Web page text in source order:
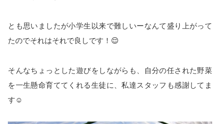
とも思いましたが小学生以来で難しいーなんて盛り上がって
たのでそれはそれで良しです！😌
そんなちょっとした遊びをしながらも、自分の任された野菜
を一生懸命育ててくれる生徒に、私達スタッフも感謝してま
す☺️